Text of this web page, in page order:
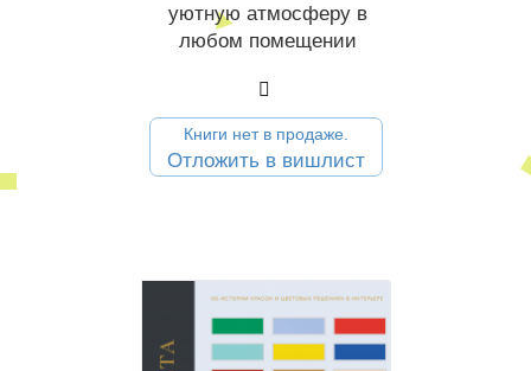
уютную атмосферу в
любом помещении
Книги нет в продаже.
Отложить в вишлист